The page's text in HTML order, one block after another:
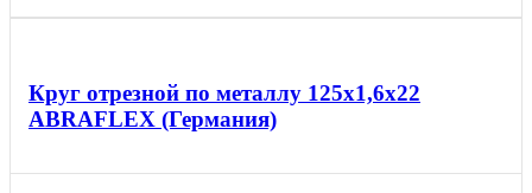
Круг отрезной по металлу 125х1,6х22
ABRAFLEX (Германия)